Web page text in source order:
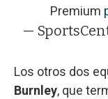
Premium
—
Los otros dos
Burnley, que